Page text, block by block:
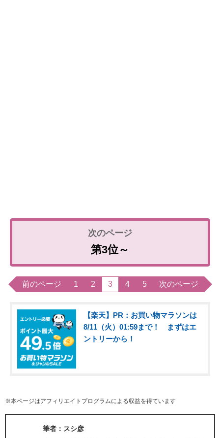
第3位～
前のページ 1 2 3 4 5 次のページ
【楽天】PR：お買い物マラソンは
8/11（火）01:59まで！ まずはエ
ントリーから！
※本ページはアフィリエイトプログラムによる収益を得ています
筆者：スシ彦